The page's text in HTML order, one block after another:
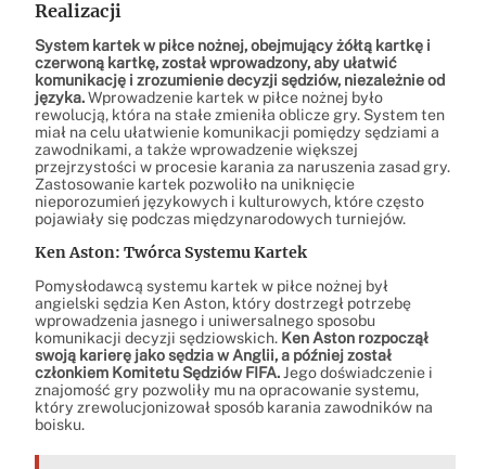
Realizacji
System kartek w piłce nożnej, obejmujący żółtą kartkę i
czerwoną kartkę, został wprowadzony, aby ułatwić
komunikację i zrozumienie decyzji sędziów, niezależnie od
języka.Wprowadzenie kartek w piłce nożnej było
rewolucją, która na stałe zmieniła oblicze gry. System ten
miał na celu ułatwienie komunikacji pomiędzy sędziami a
zawodnikami, a także wprowadzenie większej
przejrzystości w procesie karania za naruszenia zasad gry.
Zastosowanie kartek pozwoliło na uniknięcie
nieporozumień językowych i kulturowych, które często
pojawiały się podczas międzynarodowych turniejów.
Ken Aston: Twórca Systemu Kartek
Pomysłodawcą systemu kartek w piłce nożnej był
angielski sędzia Ken Aston, który dostrzegł potrzebę
wprowadzenia jasnego i uniwersalnego sposobu
komunikacji decyzji sędziowskich. Ken Aston rozpoczął
swoją karierę jako sędzia w Anglii, a później został
członkiem Komitetu Sędziów FIFA.Jego doświadczenie i
znajomość gry pozwoliły mu na opracowanie systemu,
który zrewolucjonizował sposób karania zawodników na
boisku.